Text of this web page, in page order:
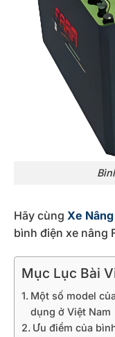
Hãy cùng Xe
bình điện xe nâng
Mục Lục Bài
Một số model
dụng ở Việt Nam
Ưu điểm của